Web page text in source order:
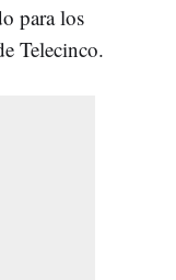
para los
Telecinco.